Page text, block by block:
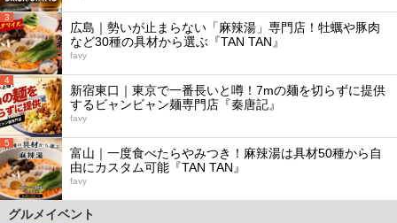
3
広島｜勢いが止まらない「麻辣湯」専門店！牡蠣や豚肉
など30種の具材から選ぶ『TAN TAN』
favy
4
新宿東口｜東京で一番長いと噂！7mの麺を切らずに提供
するビャンビャン麺専門店『秦唐記』
favy
5
富山｜一度食べたらやみつき！麻辣湯は具材50種から自
由にカスタム可能『TAN TAN』
favy
グルメイベント